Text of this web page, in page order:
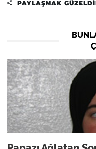
PAYLAŞMAK